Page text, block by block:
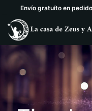
Envío gratuíto en